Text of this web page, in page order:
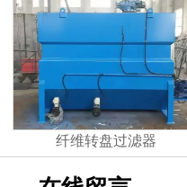
纤维转盘过滤器